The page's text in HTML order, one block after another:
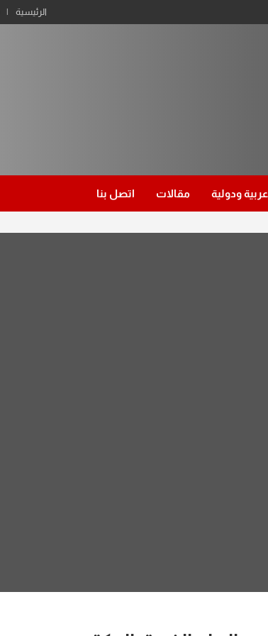
الرئيسية
عربية ودولية مقالات اتصل بنا